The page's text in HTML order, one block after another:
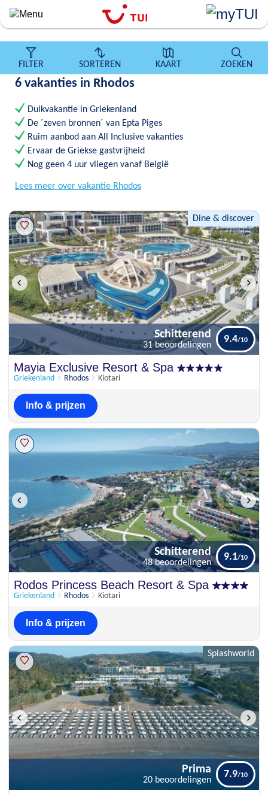
Overslaan
algemene
inhoud
FILTER SORTEREN KAART ZOEKEN
6 vakanties in Rhodos
Duikvakantie in Griekenland
De ´zeven bronnen´ van Epta Piges
Ruim aanbod aan All Inclusive vakanties
Ervaar de Griekse gastvrijheid
Nog geen 4 uur vliegen vanaf België
Lees meer over vakantie Rhodos
Dine & discover
Schitterend
31 beoordelingen
Mayia Exclusive Resort & Spa
Griekenland Rhodos Kiotari
Schitterend
31 beoordelingen
9.4
Info & prijzen
Schitterend
48 beoordelingen
9.1
Rodos Princess Beach Resort & Spa
Griekenland Rhodos Kiotari
Schitterend
48 beoordelingen
9.1
Info & prijzen
Splashworld
Prima
20 beoordelingen
7.9